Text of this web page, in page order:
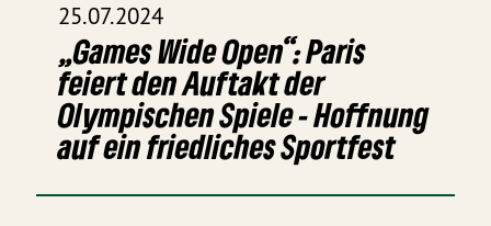
25.07.2024
„Games Wide Open“: Paris
feiert den Auftakt der
Olympischen Spiele - Hoffnung
auf ein friedliches Sportfest